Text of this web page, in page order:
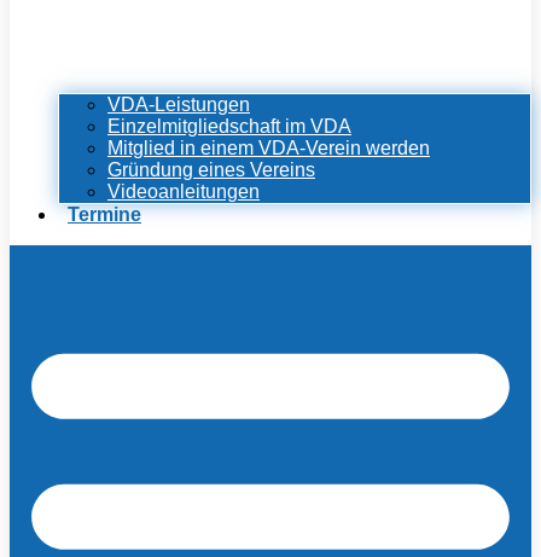
VDA-Leistungen
Einzelmitgliedschaft im VDA
Mitglied in einem VDA-Verein werden
Gründung eines Vereins
Videoanleitungen
Termine